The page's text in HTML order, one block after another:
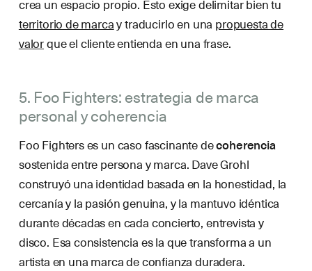
crea un espacio propio. Esto exige delimitar bien tu
territorio de marcay traducirlo en una propuesta de
valorque el cliente entienda en una frase.
5. Foo Fighters: estrategia de marca
personal y coherencia
Foo Fighters es un caso fascinante decoherencia
sostenida entre persona y marca. Dave Grohl
construyó una identidad basada en la honestidad, la
cercanía y la pasión genuina, y la mantuvo idéntica
durante décadas en cada concierto, entrevista y
disco. Esa consistencia es la que transforma a un
artista en una marca de confianza duradera.